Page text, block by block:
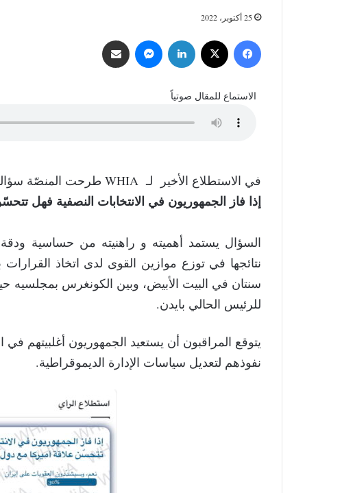
25 أكتوبر، 2022
فيسبوك لينكدإن ماسنجر
الاستماع للمقال صوتياً
في الاستطلاع الأخير لـ WHIA طرحت المنصّة سؤالها:
إذا فاز الجمهوريون في الانتخابات النصفية فهل
السؤال يستمد أهميته و راهنيته من حساسية ودقة
نتائجها في توزع موازين القوى لدى اتخاذ القرارات
سنتان في البيت الأبيض، وبين الكونغرس بمجلسيه
للرئيس الحالي بايدن.
يتوقع المراقبون أن يستعيد الجمهوريون
نفوذهم لتعديل سياسات الإدارة الديموقراطية.